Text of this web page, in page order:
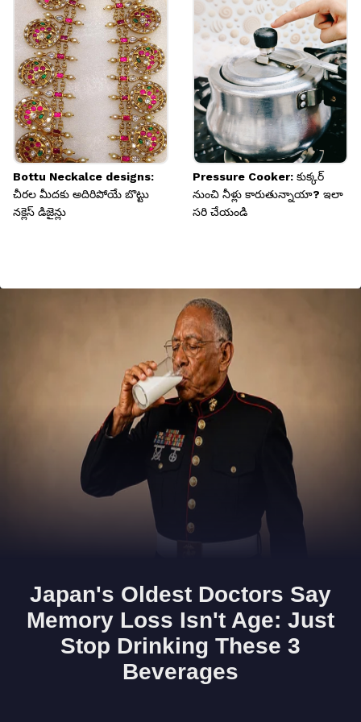
Bottu Neckalce designs:
చీరల మీదకు అదిరిపోయే బొట్టు
నక్లెస్ డిజైన్లు
Pressure Cooker: కుక్కర్
నుంచి నీళ్లు కారుతున్నాయా? ఇలా
సరి చేయండి